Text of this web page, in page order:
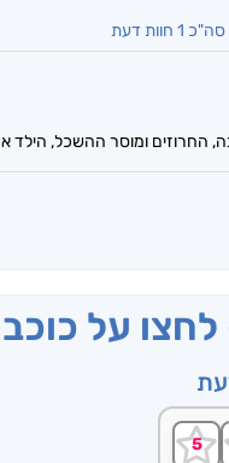
סה"כ 1 חוות דעת
החרוזים ומוסר ההשכל, הילד
לחצו על